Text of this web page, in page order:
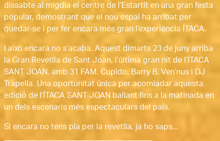
dissabte al migdia el centre de l’Estartit en una gran festa
popular, demostrant que el nou espai ha arribat per
quedar-se i per fer encara més gran l’experiència ÍTACA.
I això encara no s’acaba. Aquest dimarts 23 de juny arriba
la Gran Revetlla de Sant Joan, l’última gran nit de l’ÍTACA
SANT JOAN, amb 31 FAM, Cupido, Barry B, Ven’nus i DJ
Trapella. Una oportunitat única per acomiadar aquesta
edició de l’ÍTACA SANT JOAN ballant fins a la matinada en
un dels escenaris més espectaculars del país.
Si encara no tens pla per la revetlla, ja ho saps...